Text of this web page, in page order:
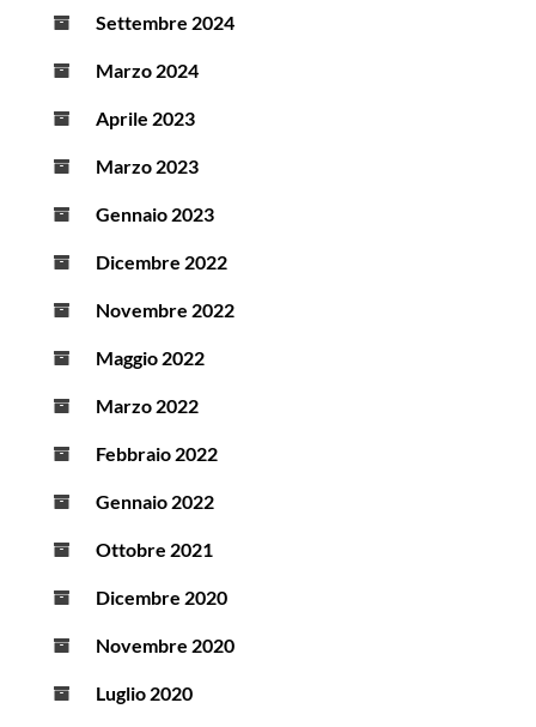
Settembre 2024
Marzo 2024
Aprile 2023
Marzo 2023
Gennaio 2023
Dicembre 2022
Novembre 2022
Maggio 2022
Marzo 2022
Febbraio 2022
Gennaio 2022
Ottobre 2021
Dicembre 2020
Novembre 2020
Luglio 2020